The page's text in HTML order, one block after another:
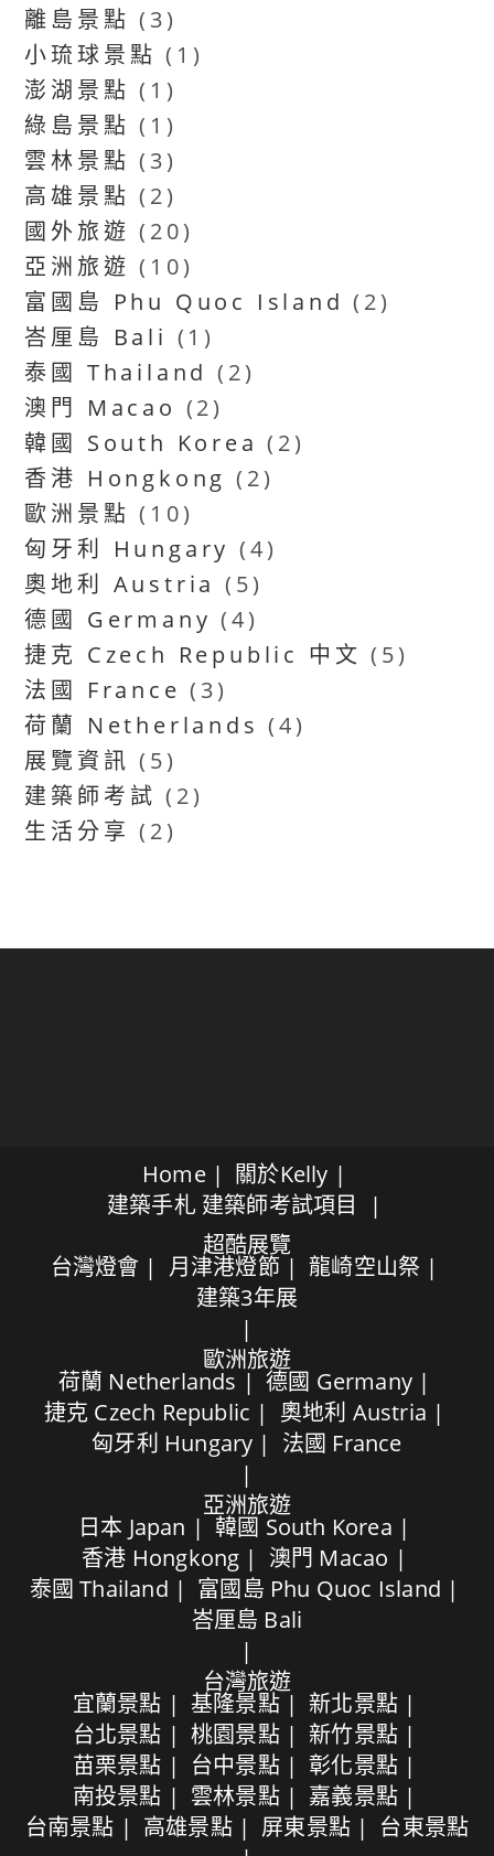
離島景點 (3)
小琉球景點 (1)
澎湖景點 (1)
綠島景點 (1)
雲林景點 (3)
高雄景點 (2)
國外旅遊 (20)
亞洲旅遊 (10)
富國島 Phu Quoc Island (2)
峇厘島 Bali (1)
泰國 Thailand (2)
澳門 Macao (2)
韓國 South Korea (2)
香港 Hongkong (2)
歐洲景點 (10)
匈牙利 Hungary (4)
奧地利 Austria (5)
德國 Germany (4)
捷克 Czech Republic 中文 (5)
法國 France (3)
荷蘭 Netherlands (4)
展覽資訊 (5)
建築師考試 (2)
生活分享 (2)
Home
關於Kelly
建築手札 建築師考試項目
超酷展覽
台灣燈會 月津港燈節
龍崎空山祭
建築3年展
歐洲旅遊
荷蘭 Netherlands
德國 Germany
捷克 Czech Republic
奧地利 Austria
匈牙利 Hungary
法國 France
亞洲旅遊
日本 Japan
韓國 South Korea
香港 Hongkong
澳門 Macao
泰國 Thailand
富國島 Phu Quoc Island
峇厘島 Bali
台灣旅遊
宜蘭景點 基隆景點
新北景點
台北景點
桃園景點
新竹景點
苗栗景點
台中景點
彰化景點
南投景點
雲林景點
嘉義景點
台南景點
高雄景點 屏東景點 台東景點